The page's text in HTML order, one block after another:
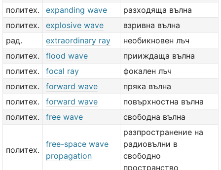
политех.
expanding wave
разходяща вълна
политех.
explosive wave
взривна вълна
рад.
extraordinary ray
необикновен лъч
политех.
flood wave
прииждаща вълна
политех.
focal ray
фокален лъч
политех.
forward wave
пряка вълна
политех.
forward wave
повърхностна вълна
политех.
free wave свободна вълна
политех.
free-space wave
propagation
разпространение на
радиовълни в
свободно
пространство